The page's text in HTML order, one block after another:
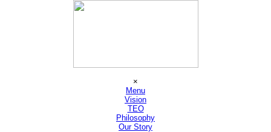
Μετάβαση στο περιεχόμενο
×
Menu
Vision
TEO
Philosophy
Our Story